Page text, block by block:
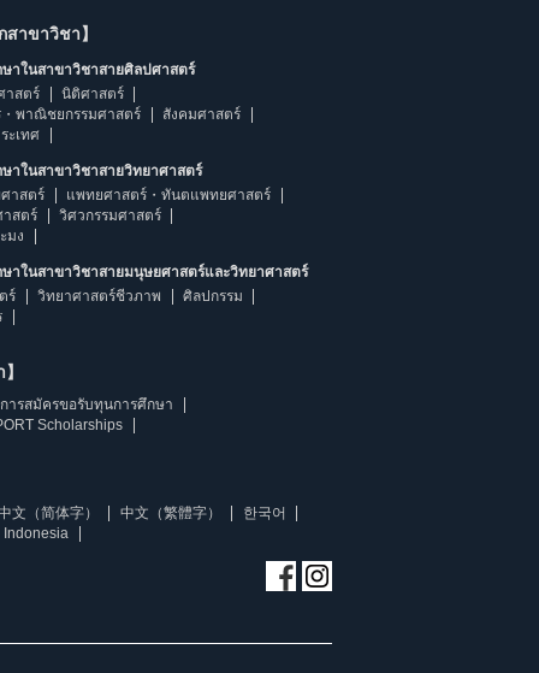
าขาวิชา】
าในสาขาวิชาสายศิลปศาสตร์
าสตร์
นิติศาสตร์
・พาณิชยกรรมศาสตร์
สังคมศาสตร์
ะเทศ
าในสาขาวิชาสายวิทยาศาสตร์
าสตร์
แพทยศาสตร์・ทันตแพทยศาสตร์
สตร์
วิศวกรรมศาสตร์
มง
าในสาขาวิชาสายมนุษยศาสตร์และวิทยาศาสตร์
ร์
วิทยาศาสตร์ชีวภาพ
ศิลปกรรม
การสมัครขอรับทุนการศึกษา
Scholarships
文（简体字） 中文（繁體字）
한국어
Indonesia